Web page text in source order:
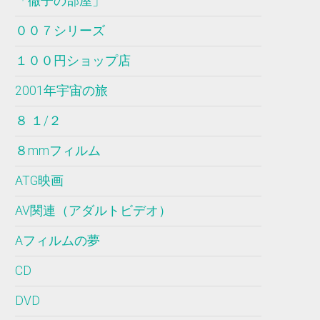
００７シリーズ
１００円ショップ店
2001年宇宙の旅
８ １/２
８mmフィルム
ATG映画
AV関連（アダルトビデオ）
Aフィルムの夢
CD
DVD